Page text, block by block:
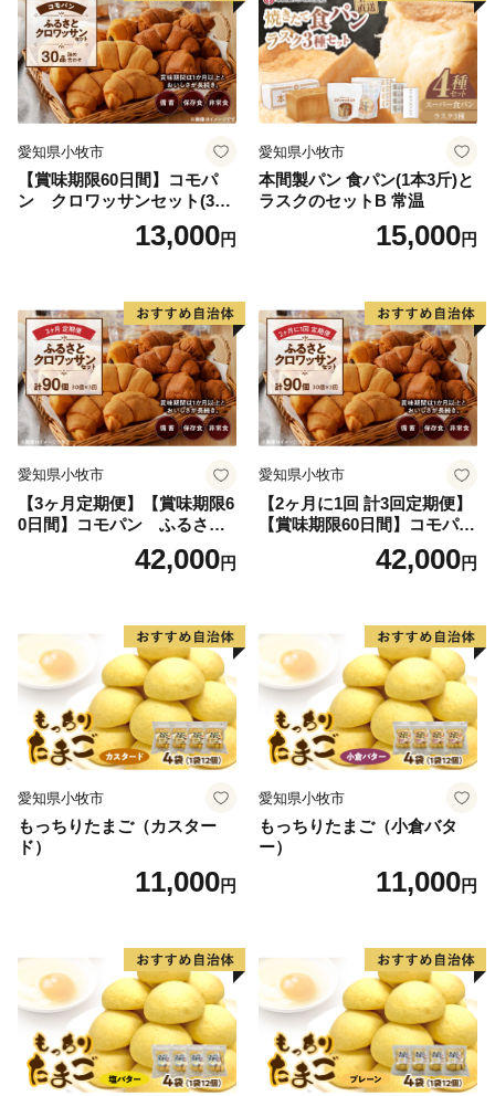
Mail：higashikagura_furusato@souplesse.jp
※１２月は土・日曜日も対応しております
愛知県小牧市
【賞味期限60日間】コモパ
ン クロワッサンセット(30
個入り)／災害用備蓄 保存食
非常食 防災グッズにも
13,000円
愛知県小牧市
本間製パン 食パン(1本3斤)と
ラスクのセットB 常温
15,000円
愛知県小牧市
【3ヶ月定期便】【賞味期限6
0日間】コモパン ふるさと
クロワッサンセット（計90
個）／災害用備蓄 保存食 非
42,000円
愛知県小牧市
【2ヶ月に1回 計3回定期便】
【賞味期限60日間】コモパ
ン ふるさとクロワッサンセ
ット（計90個）／災害用備蓄
42,000円
愛知県小牧市
もっちりたまご（カスター
ド）
11,000円
愛知県小牧市
もっちりたまご（小倉バタ
ー）
11,000円